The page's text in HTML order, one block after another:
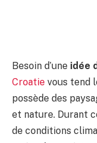
Besoin d’une idée
Croatie vous tend
possède des
et nature. Durant
de conditions